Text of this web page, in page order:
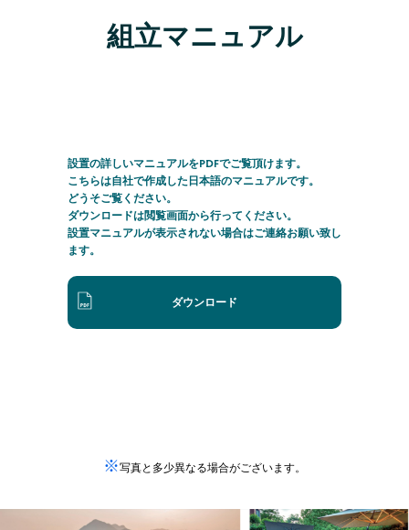
組立マニュアル
設置の詳しいマニュアルをPDFでご覧頂けます。
こちらは自社で作成した日本語のマニュアルです。
どうそご覧ください。
ダウンロードは閲覧画面から行ってください。
設置マニュアルが表示されない場合はご連絡お願い致し
ます。
ダウンロード
※写真と多少異なる場合がございます。